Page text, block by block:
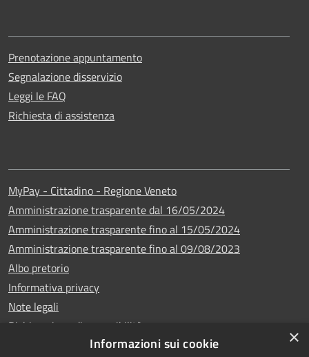
Prenotazione appuntamento
Segnalazione disservizio
Leggi le FAQ
Richiesta di assistenza
MyPay - Cittadino - Regione Veneto
Amministrazione trasparente dal 16/05/2024
Amministrazione trasparente fino al 15/05/2024
Amministrazione trasparente fino al 09/08/2023
Albo pretorio
Informativa privacy
Note legali
Dichiarazione di accessibilità
×
Informazioni sui cookie